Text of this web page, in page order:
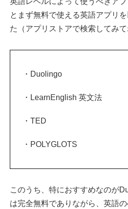
とまず無料で使える英語アプリ
た（アプリストアで検索してみて
・Duolingo
・LearnEnglish 英文法
・TED
・POLYGLOTS
このうち、特におすすめなのが
は完全無料でありながら、英語